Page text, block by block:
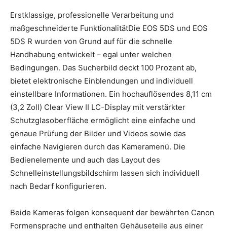
Erstklassige, professionelle Verarbeitung und
maßgeschneiderte FunktionalitätDie EOS 5DS und EOS
5DS R wurden von Grund auf für die schnelle
Handhabung entwickelt – egal unter welchen
Bedingungen. Das Sucherbild deckt 100 Prozent ab,
bietet elektronische Einblendungen und individuell
einstellbare Informationen. Ein hochauflösendes 8,11 cm
(3,2 Zoll) Clear View II LC-Display mit verstärkter
Schutzglasoberfläche ermöglicht eine einfache und
genaue Prüfung der Bilder und Videos sowie das
einfache Navigieren durch das Kameramenü. Die
Bedienelemente und auch das Layout des
Schnelleinstellungsbildschirm lassen sich individuell
nach Bedarf konfigurieren.
Beide Kameras folgen konsequent der bewährten Canon
Formensprache und enthalten Gehäuseteile aus einer